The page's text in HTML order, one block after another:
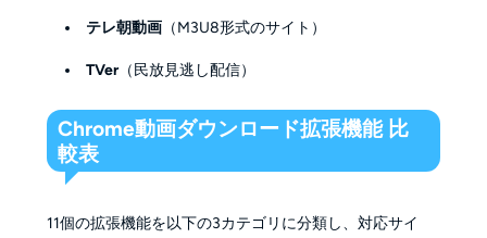
テレ朝動画 （M3U8形式のサイト）
TVer（民放見逃し配信）
Chrome動画ダウンロード拡張機能 比
較表
11個の拡張機能を以下の3カテゴリに分類し、対応サイ